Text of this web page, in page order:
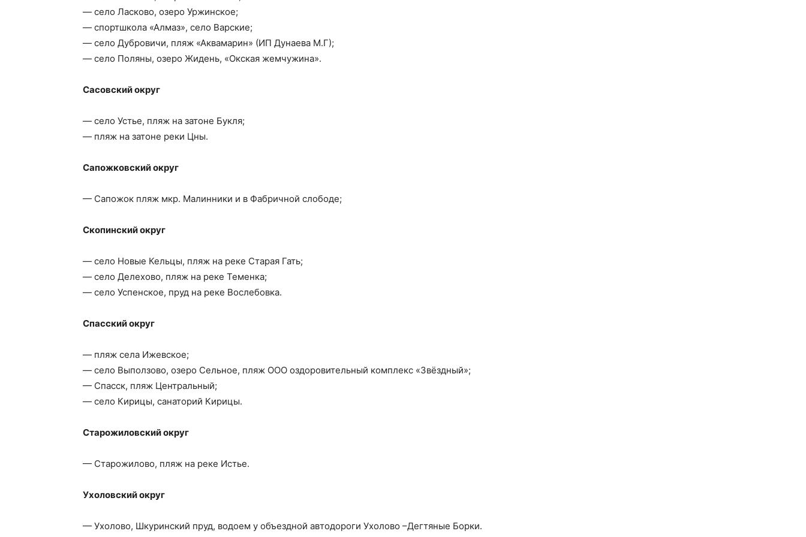
— село Ласково, озеро Уржинское;
— спортшкола «Алмаз», село Варские;
— село Дубровичи, пляж «Аквамарин» (ИП Дунаева М.Г);
— село Поляны, озеро Жидень, «Окская жемчужина».
Сасовский округ
— село Устье, пляж на затоне Букля;
— пляж на затоне реки Цны.
Сапожковский округ
— Сапожок пляж мкр. Малинники и в Фабричной слободе;
Скопинский округ
— село Новые Кельцы, пляж на реке Старая Гать;
— село Делехово, пляж на реке Теменка;
— село Успенское, пруд на реке Вослебовка.
Спасский округ
— пляж села Ижевское;
— село Выползово, озеро Сельное, пляж ООО оздоровительный комплекс «Звёздный»;
— Спасск, пляж Центральный;
— село Кирицы, санаторий Кирицы.
Старожиловский округ
— Старожилово, пляж на реке Истье.
Ухоловский округ
— Ухолово, Шкуринский пруд, водоем у объездной автодороги Ухолово –Дегтяные Борки.